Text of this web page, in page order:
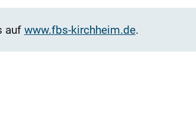
aufwww.fbs-kirchheim.de.